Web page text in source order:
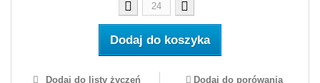
Dodaj do koszyka
Dodaj do listy życzeń Dodaj do porówania